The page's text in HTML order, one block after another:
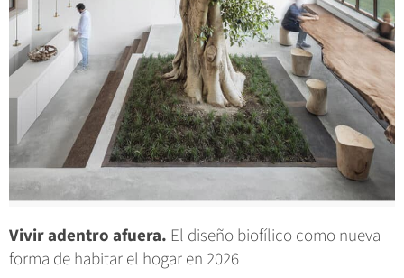
Vivir adentro afuera. El diseño biofílico como nueva
forma de habitar el hogar en 2026